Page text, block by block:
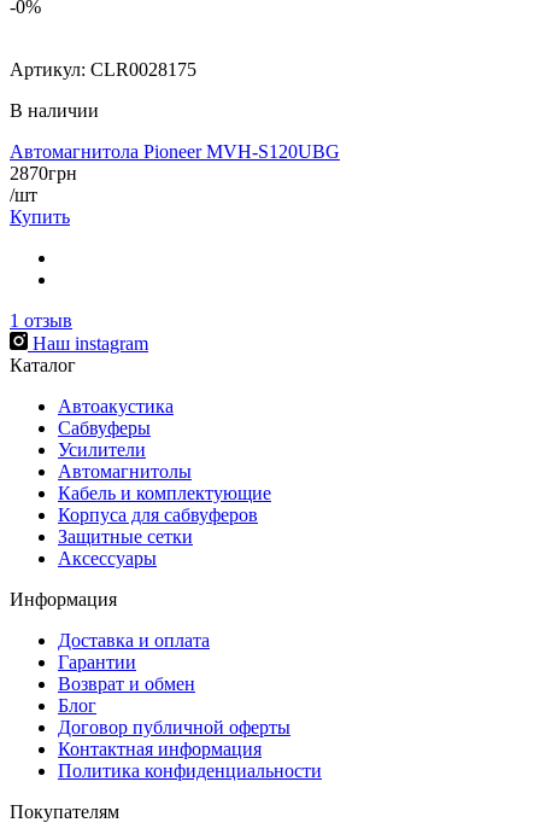
-0%
Артикул: CLR0028175
В наличии
Автомагнитола Pioneer MVH-S120UBG
2870грн
/шт
Купить
1 отзыв
Наш instagram
Каталог
Автоакустика
Сабвуферы
Усилители
Автомагнитолы
Кабель и комплектующие
Корпуса для сабвуферов
Защитные сетки
Аксессуары
Информация
Доставка и оплата
Гарантии
Возврат и обмен
Блог
Договор публичной оферты
Контактная информация
Политика конфиденциальности
Покупателям